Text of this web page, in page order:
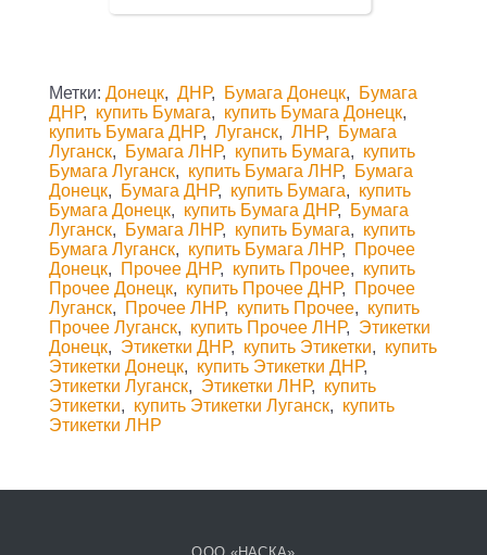
Метки: Донецк, ДНР, Бумага Донецк,
Бумага
ДНР, купить Бумага, купить Бумага Донецк,
купить Бумага ДНР, Луганск, ЛНР,
Бумага
Луганск, Бумага ЛНР, купить Бумага, купить
Бумага Луганск, купить Бумага ЛНР,
Бумага
Донецк, Бумага ДНР, купить Бумага, купить
Бумага Донецк, купить Бумага ДНР,
Бумага
Луганск, Бумага ЛНР, купить Бумага, купить
Бумага Луганск, купить Бумага ЛНР,
Прочее
Донецк, Прочее ДНР, купить Прочее, купить
Прочее Донецк, купить Прочее ДНР,
Прочее
Луганск, Прочее ЛНР, купить Прочее, купить
Прочее Луганск, купить Прочее ЛНР, Этикетки
Донецк, Этикетки ДНР, купить Этикетки, купить
Этикетки Донецк, купить Этикетки ДНР,
Этикетки Луганск, Этикетки ЛНР, купить
Этикетки, купить Этикетки Луганск, купить
Этикетки ЛНР